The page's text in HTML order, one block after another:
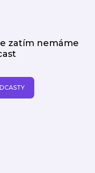
zatím nemáme